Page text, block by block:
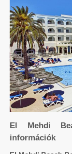
El Mehdi
információk